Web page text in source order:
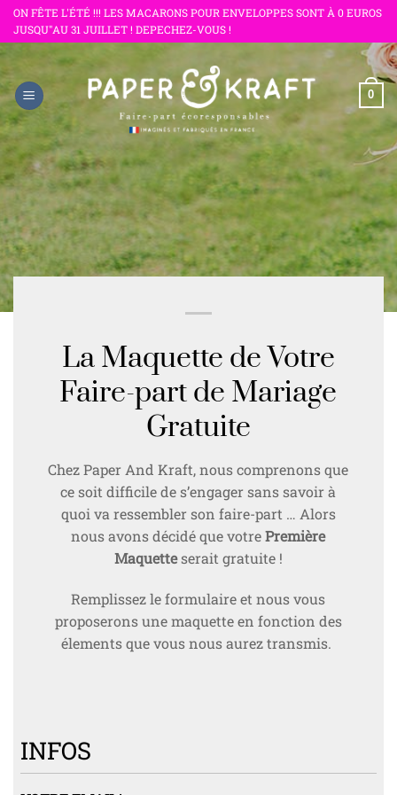
Passer
au
contenu
ON FÊTE L'ÉTÉ !!! LES MACARONS POUR ENVELOPPES SONT À 0 EUROS
JUSQU"AU 31 JUILLET ! DEPECHEZ-VOUS !
0
La Maquette de Votre
Faire-part de Mariage
Gratuite
Chez Paper And Kraft, nous comprenons que
ce soit difficile de s’engager sans savoir à
quoi va ressembler son faire-part … Alors
nous avons décidé que votrePremière
Maquetteserait gratuite !
Remplissez le formulaire et nous vous
proposerons une maquette en fonction des
élements que vous nous aurez transmis.
INFOS